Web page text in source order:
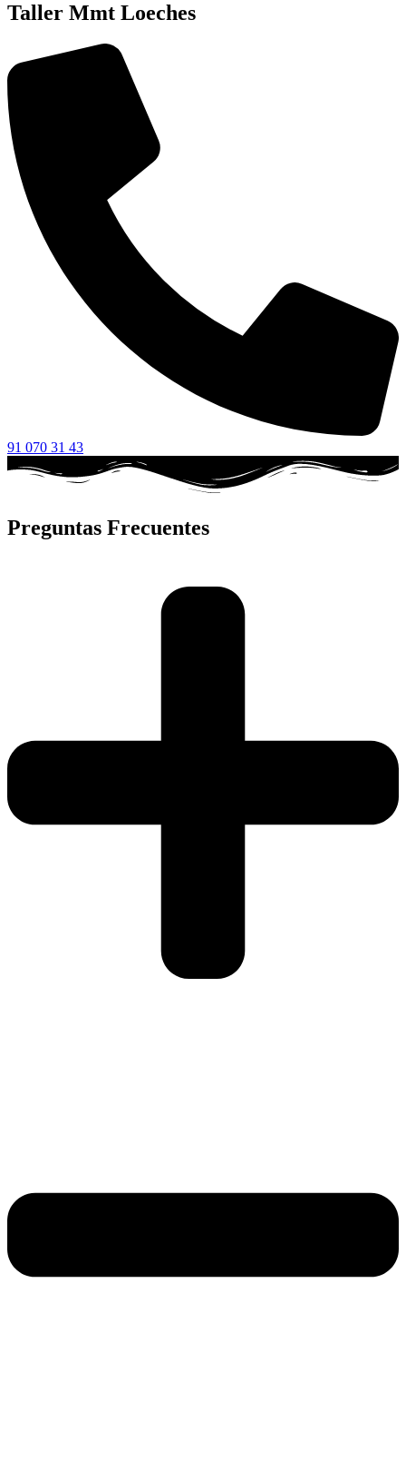
Taller Mmt Loeches
91 070 31 43
Preguntas Frecuentes